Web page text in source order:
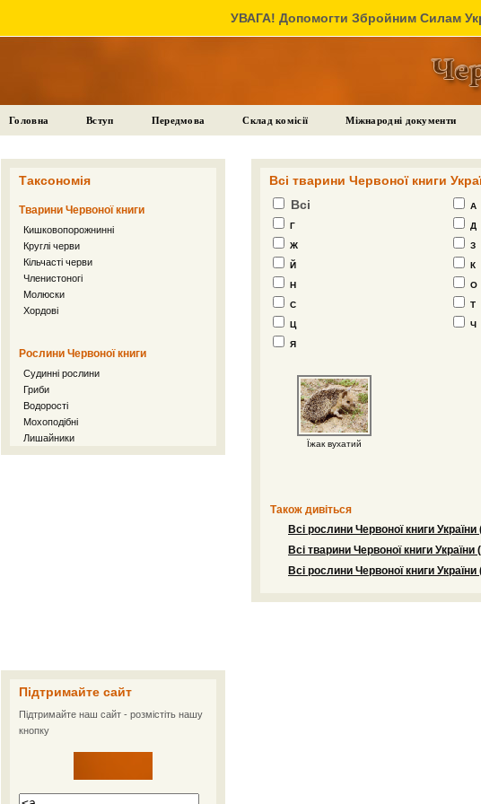
УВАГА! Допомогти Збройним Силам
Головна Вступ Передмова Склад комісії Міжнародні документи
Таксономія
Тварини Червоної книги
Кишковопорожнинні
Круглі черви
Кільчасті черви
Членистоногі
Молюски
Хордові
Рослини Червоної книги
Судинні рослини
Гриби
Водорості
Мохоподібні
Лишайники
Підтримайте сайт
Підтримайте наш сайт - розмістіть нашу
кнопку
Всі тварини Червоної книги
Всі
А
Г
Д
Ж
З
Й
К
Н
О
С
Т
Ц
Ч
Я
Їжак вухатий
Також дивіться
Всі рослини Червоної книги
Всі тварини Червоної книги
Всі рослини Червоної книги